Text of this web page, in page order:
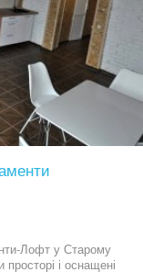
Лофт у Старому
і оснащені